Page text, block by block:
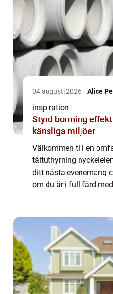
04 augusti 2026 Alice
inspiration
Styrd borrning effektiv infrastruktur i
känsliga miljöer
Välkommen till en
tältuthyrning
ditt nästa evenemang
om du är i full färd